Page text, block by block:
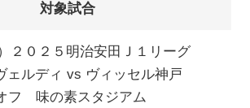
対象試合
２０２５明治安田Ｊ１リーグ
ェルディ vs ヴィッセル神戸
フ 味の素スタジアム